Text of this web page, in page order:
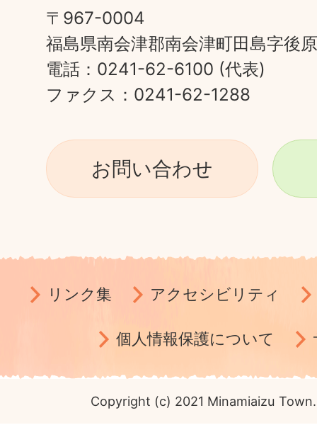
〒967-0004
福島県南会津郡南会津町田島字後
電話：0241-62-6100 (代表)
ファクス：0241-62-1288
お問い合わせ
リンク集 アクセシビリティ
個人情報保護について
Copyright (c) 2021 Minamiaizu